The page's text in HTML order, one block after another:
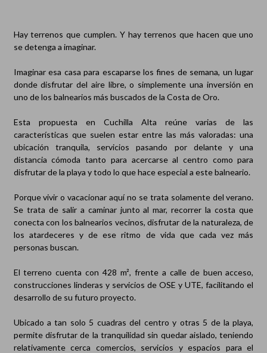
Hay terrenos que cumplen. Y hay terrenos que hacen que uno
se detenga a imaginar.
Imaginar esa casa para escaparse los fines de semana, un lugar
donde disfrutar del aire libre, o simplemente una inversión en
uno de los balnearios más buscados de la Costa de Oro.
Esta propuesta en Cuchilla Alta reúne varias de las
características que suelen estar entre las más valoradas: una
ubicación tranquila, servicios pasando por delante y una
distancia cómoda tanto para acercarse al centro como para
disfrutar de la playa y todo lo que hace especial a este balneario.
Porque vivir o vacacionar aquí no se trata solamente del verano.
Se trata de salir a caminar junto al mar, recorrer la costa que
conecta con los balnearios vecinos, disfrutar de la naturaleza, de
los atardeceres y de ese ritmo de vida que cada vez más
personas buscan.
El terreno cuenta con 428 m², frente a calle de buen acceso,
construcciones linderas y servicios de OSE y UTE, facilitando el
desarrollo de su futuro proyecto.
Ubicado a tan solo 5 cuadras del centro y otras 5 de la playa,
permite disfrutar de la tranquilidad sin quedar aislado, teniendo
relativamente cerca comercios, servicios y espacios para el